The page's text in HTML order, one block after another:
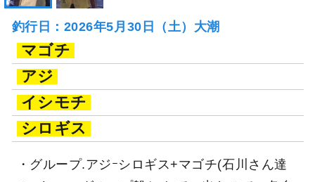
釣行日：2026年5月30日（土）大潮
マゴチ
アジ
イシモチ
シロギス
・グループ.アジｰシロギス+マゴチ(石川さん達